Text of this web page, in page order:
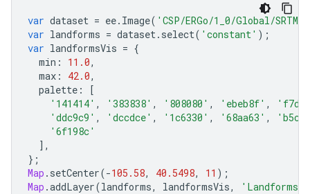
var dataset = ee. Image( 'CSP/ERGo/1_0/Global/
var landforms = dataset. select( 'constant' );
var landformsVis = {
min : 11.0,
max : 42.0,
palette :
[
'141414' , '383838' , '808080' , 'ebeb8f' ,
'ddc9c9' , 'dccdce' , '1c6330' , '68aa63' ,
'6f198c'
],
};
Map . setCenter(-105.58, 40.5498, 11 );
Map .addLayer(landforms, landformsVis, 'Landforms'